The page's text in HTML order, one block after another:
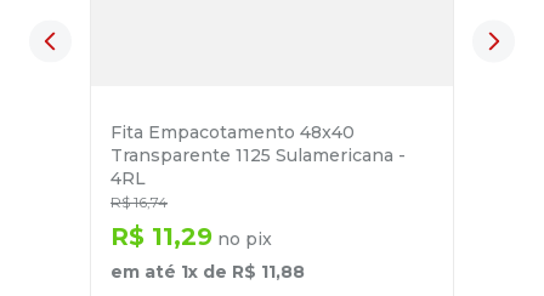
Fita Empacotamento 48x40
Transparente 1125 Sulamericana -
4RL
R$ 16,74
R$ 11,29 no pix
em até 1x de R$ 11,88